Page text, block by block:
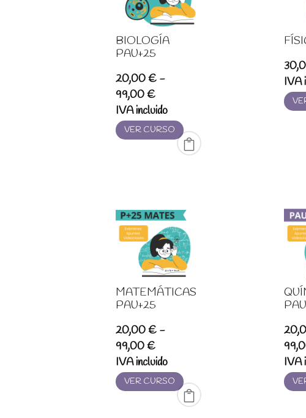
BIOLOGÍA
PAU+25
20,00€ -
99,00€Rango
de
precios:
desde
20,00 €
IVA incluido
VER CURSO
IVA
MATEMÁTICAS
PAU+25
20,00€ -
99,00€Rango
de
precios:
desde
20,00 €
IVA incluido
VER CURSO
IVA